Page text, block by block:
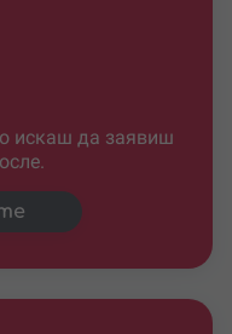
искаш да заявиш